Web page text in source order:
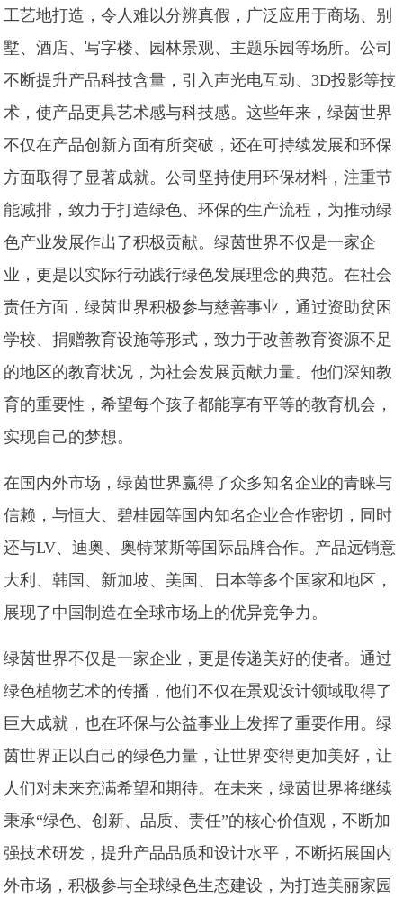
工艺地打造，令人难以分辨真假，广泛应用于商场、别
墅、酒店、写字楼、园林景观、主题乐园等场所。公司
不断提升产品科技含量，引入声光电互动、3D投影等技
术，使产品更具艺术感与科技感。这些年来，绿茵世界
不仅在产品创新方面有所突破，还在可持续发展和环保
方面取得了显著成就。公司坚持使用环保材料，注重节
能减排，致力于打造绿色、环保的生产流程，为推动绿
色产业发展作出了积极贡献。绿茵世界不仅是一家企
业，更是以实际行动践行绿色发展理念的典范。在社会
责任方面，绿茵世界积极参与慈善事业，通过资助贫困
学校、捐赠教育设施等形式，致力于改善教育资源不足
的地区的教育状况，为社会发展贡献力量。他们深知教
育的重要性，希望每个孩子都能享有平等的教育机会，
实现自己的梦想。
在国内外市场，绿茵世界赢得了众多知名企业的青睐与
信赖，与恒大、碧桂园等国内知名企业合作密切，同时
还与LV、迪奥、奥特莱斯等国际品牌合作。产品远销意
大利、韩国、新加坡、美国、日本等多个国家和地区，
展现了中国制造在全球市场上的优异竞争力。
绿茵世界不仅是一家企业，更是传递美好的使者。通过
绿色植物艺术的传播，他们不仅在景观设计领域取得了
巨大成就，也在环保与公益事业上发挥了重要作用。绿
茵世界正以自己的绿色力量，让世界变得更加美好，让
人们对未来充满希望和期待。在未来，绿茵世界将继续
秉承“绿色、创新、品质、责任”的核心价值观，不断加
强技术研发，提升产品品质和设计水平，不断拓展国内
外市场，积极参与全球绿色生态建设，为打造美丽家园